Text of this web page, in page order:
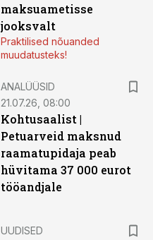
maksuametisse
jooksvalt
Praktilised nõuanded
muudatusteks!
ANALÜÜSID
21.07.26, 08:00
Kohtusaalist |
Petuarveid maksnud
raamatupidaja peab
hüvitama 37 000 eurot
tööandjale
UUDISED